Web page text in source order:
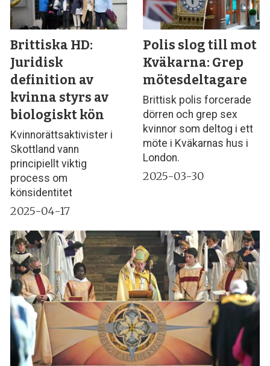
Brittiska HD:
Juridisk
definition av
kvinna styrs av
biologiskt kön
Kvinnorättsaktivister i
Skottland vann
principiellt viktig
process om
könsidentitet
2025-04-17
Polis slog till mot
Kväkarna: Grep
mötesdeltagare
Brittisk polis forcerade
dörren och grep sex
kvinnor som deltog i ett
möte i Kväkarnas hus i
London.
2025-03-30